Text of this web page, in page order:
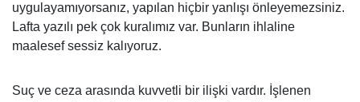
uygulayamıyorsanız, yapılan hiçbir yanlışı önleyemezsiniz.
Lafta yazılı pek çok kuralımız var. Bunların ihlaline
maalesef sessiz kalıyoruz.
Suç ve ceza arasında kuvvetli bir ilişki vardır. İşlenen